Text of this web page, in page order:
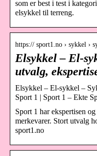
som er best i test i
elsykkel til terreng.
https:// sport1.no › sykkel ›
Elsykkel – El-
utvalg,
Elsykkel – El-sykkel –
Sport 1 | Sport 1 – Ekte
Sport 1 har ekspertisen
merkevarer. Stort utvalg
sport1.no